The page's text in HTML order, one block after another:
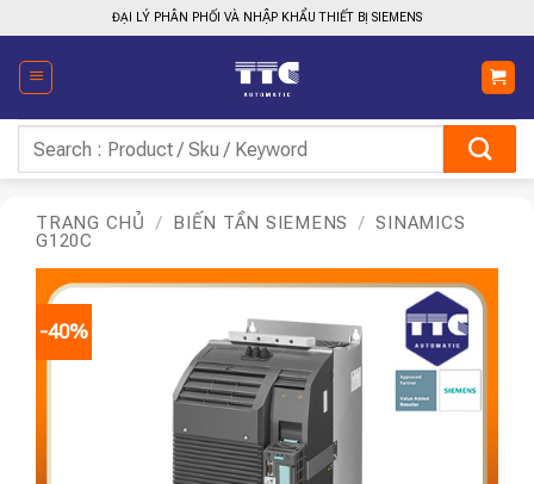
qua
nội
dung
ĐẠI LÝ PHÂN PHỐI VÀ NHẬP KHẨU THIẾT BỊ SIEMENS
kiếm:
TRANG CHỦ / BIẾN TẦN SIEMENS / SINAMICS
G120C
-40%